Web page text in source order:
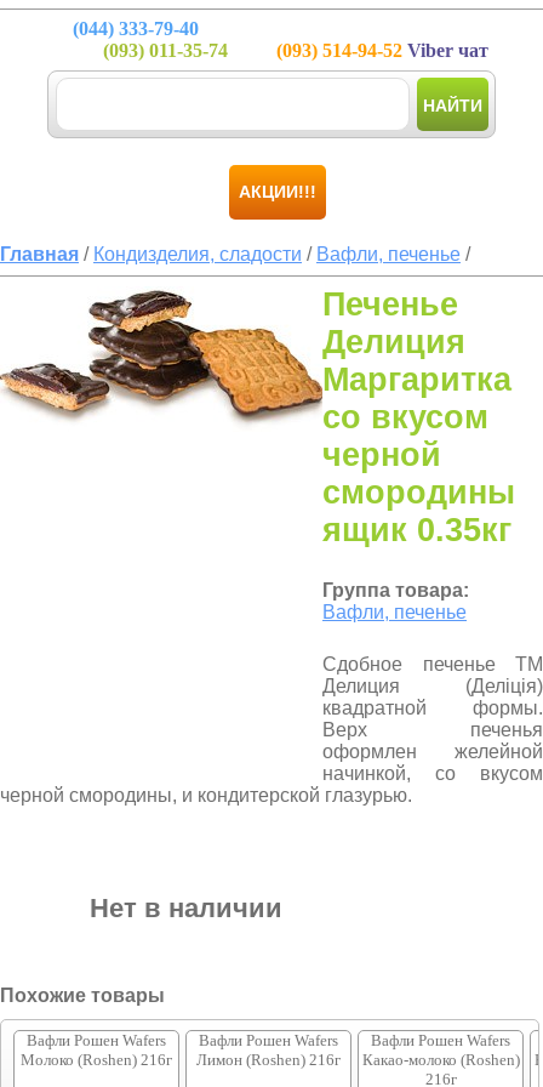
(044) 333-79-40
(093) 011-35-74 (093) 514-94-52 Viber чат
НАЙТИ
АКЦИИ!!!
Главная / Кондизделия, сладости / Вафли, печенье /
Печенье
Делиция
Маргаритка
со вкусом
черной
смородины
ящик 0.35кг
Группа товара:
Вафли, печенье
Сдобное печенье ТМ
Делиция (Деліція)
квадратной формы.
Верх печенья
оформлен желейной
начинкой, со вкусом
черной смородины, и кондитерской глазурью.
Нет в наличии
Похожие товары
Вафли Рошен Wafers
Молоко (Roshen) 216г
Вафли Рошен Wafers
Лимон (Roshen) 216г
Вафли Рошен Wafers
Какао-молоко (Roshen)
216г